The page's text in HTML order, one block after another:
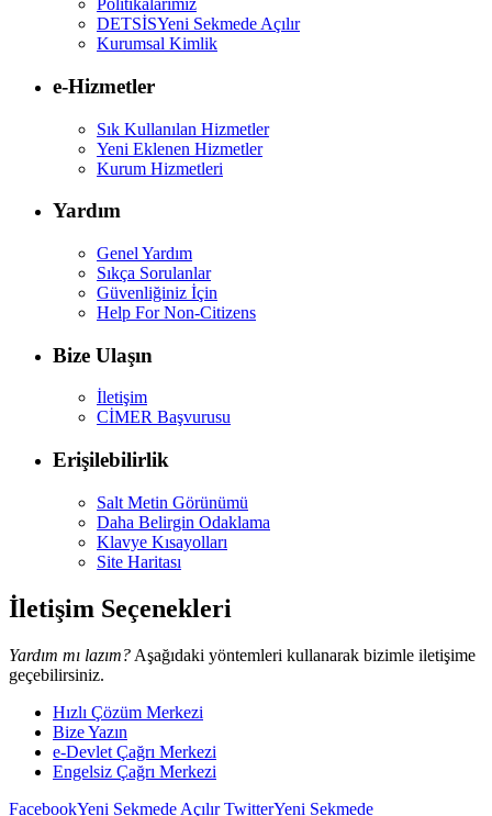
Politikalarımız
DETSİSYeni Sekmede Açılır
Kurumsal Kimlik
e-Hizmetler
Sık Kullanılan Hizmetler
Yeni Eklenen Hizmetler
Kurum Hizmetleri
Yardım
Genel Yardım
Sıkça Sorulanlar
Güvenliğiniz İçin
Help For Non-Citizens
Bize Ulaşın
İletişim
CİMER Başvurusu
Erişilebilirlik
Salt Metin Görünümü
Daha Belirgin Odaklama
Klavye Kısayolları
Site Haritası
İletişim Seçenekleri
Yardım mı lazım? Aşağıdaki yöntemleri kullanarak bizimle iletişime
geçebilirsiniz.
Hızlı Çözüm Merkezi
Bize Yazın
e-Devlet Çağrı Merkezi
Engelsiz Çağrı Merkezi
FacebookYeni Sekmede AçılırTwitterYeni Sekmede